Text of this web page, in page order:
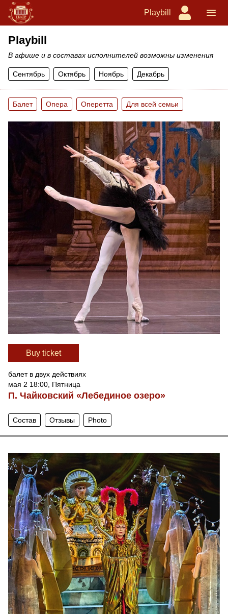
Playbill
Playbill
В афише и в составах исполнителей возможны изменения
Сентябрь Октябрь Ноябрь Декабрь
Балет Опера Оперетта Для всей семьи
Вuy ticket
балет в двух действиях
мая 2 18:00, Пятница
П. Чайковский «Лебединое озеро»
Состав Отзывы Photo